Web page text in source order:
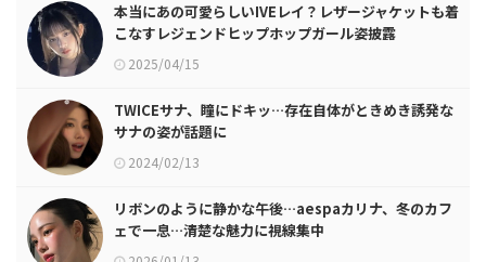
本当にあの可愛らしいIVEレイ？レザージャケットも着
こなすレジェンドヒップホップガール姿披露
2025/04/15
TWICEサナ、瞳にドキッ…存在自体がときめき誘発な
サナの姿が話題に
2024/02/13
リボンのように静かな午後…aespaカリナ、冬のカフ
ェで一息…清楚な魅力に視線集中